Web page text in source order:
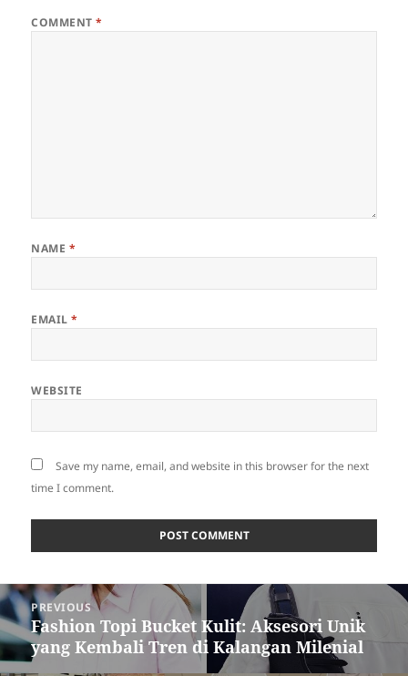
COMMENT*
NAME *
EMAIL*
WEBSITE
Save my name, email, and website in this browser for the next
time I comment.
Post
navigation
PREVIOUS
Previous
post:
Fashion Topi Bucket Kulit: Aksesori Unik
yang Kembali Tren di Kalangan Milenial